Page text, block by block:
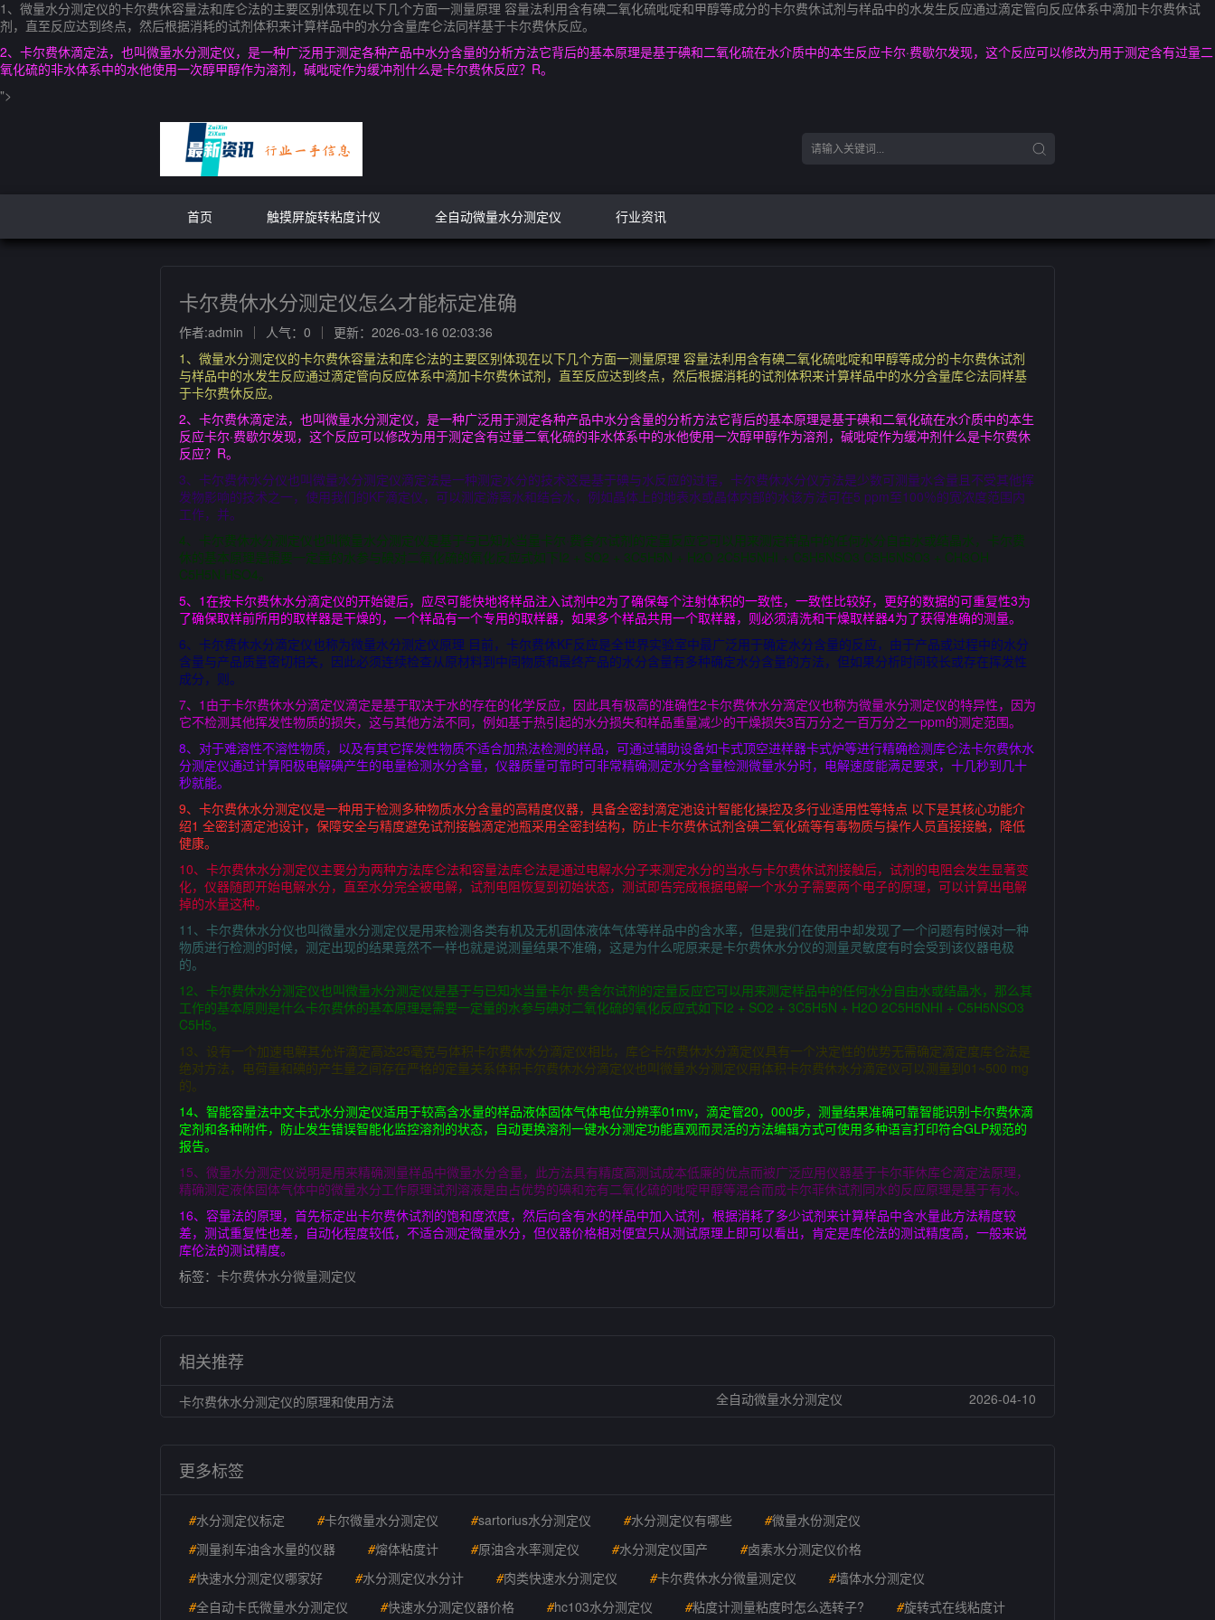
1、微量水分测定仪的卡尔费休容量法和库仑法的主要区别体现在以下几个方面一测量原理 容量法利用含有碘二氧化硫吡啶和甲醇等成分的卡尔费休试剂与样品中的水发生反应通过滴定管向反应体系中滴加卡尔费休试
剂，直至反应达到终点，然后根据消耗的试剂体积来计算样品中的水分含量库仑法同样基于卡尔费休反应。
2、卡尔费休滴定法，也叫微量水分测定仪，是一种广泛用于测定各种产品中水分含量的分析方法它背后的基本原理是基于碘和二氧化硫在水介质中的本生反应卡尔·费歇尔发现，这个反应可以修改为用于测定含有过量二
氧化硫的非水体系中的水他使用一次醇甲醇作为溶剂，碱吡啶作为缓冲剂什么是卡尔费休反应？R。
">
首页 触摸屏旋转粘度计仪 全自动微量水分测定仪 行业资讯
卡尔费休水分测定仪怎么才能标定准确
作者:admin 人气：0
更新：2026-03-16 02:03:36
1、微量水分测定仪的卡尔费休容量法和库仑法的主要区别体现在以下几个方面一测量原理 容量法利用含有碘二氧化硫吡啶和甲醇等成分的卡尔费休试剂
与样品中的水发生反应通过滴定管向反应体系中滴加卡尔费休试剂，直至反应达到终点，然后根据消耗的试剂体积来计算样品中的水分含量库仑法同样基
于卡尔费休反应。
2、卡尔费休滴定法，也叫微量水分测定仪，是一种广泛用于测定各种产品中水分含量的分析方法它背后的基本原理是基于碘和二氧化硫在水介质中的本生
反应卡尔·费歇尔发现，这个反应可以修改为用于测定含有过量二氧化硫的非水体系中的水他使用一次醇甲醇作为溶剂，碱吡啶作为缓冲剂什么是卡尔费休
反应？R。
3、卡尔费休水分仪也叫微量水分测定仪滴定法是一种测定水分的技术这是基于碘与水反应的过程，卡尔费休水分仪方法是少数可测量水含量且不受其他挥
发物影响的技术之一，使用我们的KF滴定仪，可以测定游离水和结合水，例如晶体上的地表水或晶体内部的水该方法可在5 ppm至100％的宽浓度范围内
工作，并。
4、卡尔费休水分测定仪也叫微量水分测定仪是基于与已知水当量卡尔·费舍尔试剂的定量反应它可以用来测定样品中的任何水分自由水或结晶水，卡尔费
休的基本原理是需要一定量的水参与碘对二氧化硫的氧化反应式如下I2 + SO2 + 3C5H5N + H2O 2C5H5NHI + C5H5NSO3 C5H5NSO3 + CH3OH
C5H5N·HSO4。
5、1在按卡尔费休水分滴定仪的开始键后，应尽可能快地将样品注入试剂中2为了确保每个注射体积的一致性，一致性比较好，更好的数据的可重复性3为
了确保取样前所用的取样器是干燥的，一个样品有一个专用的取样器，如果多个样品共用一个取样器，则必须清洗和干燥取样器4为了获得准确的测量。
6、卡尔费休水分滴定仪也称为微量水分测定仪原理 目前，卡尔费休KF反应是全世界实验室中最广泛用于确定水分含量的反应，由于产品或过程中的水分
含量与产品质量密切相关，因此必须连续检查从原材料到中间物质和最终产品的水分含量有多种确定水分含量的方法，但如果分析时间较长或存在挥发性
成分，则。
7、1由于卡尔费休水分滴定仪滴定是基于取决于水的存在的化学反应，因此具有极高的准确性2卡尔费休水分滴定仪也称为微量水分测定仪的特异性，因为
它不检测其他挥发性物质的损失，这与其他方法不同，例如基于热引起的水分损失和样品重量减少的干燥损失3百万分之一百万分之一ppm的测定范围。
8、对于难溶性不溶性物质，以及有其它挥发性物质不适合加热法检测的样品，可通过辅助设备如卡式顶空进样器卡式炉等进行精确检测库仑法卡尔费休水
分测定仪通过计算阳极电解碘产生的电量检测水分含量，仪器质量可靠时可非常精确测定水分含量检测微量水分时，电解速度能满足要求，十几秒到几十
秒就能。
9、卡尔费休水分测定仪是一种用于检测多种物质水分含量的高精度仪器，具备全密封滴定池设计智能化操控及多行业适用性等特点 以下是其核心功能介
绍1 全密封滴定池设计，保障安全与精度避免试剂接触滴定池瓶采用全密封结构，防止卡尔费休试剂含碘二氧化硫等有毒物质与操作人员直接接触，降低
健康。
10、卡尔费休水分测定仪主要分为两种方法库仑法和容量法库仑法是通过电解水分子来测定水分的当水与卡尔费休试剂接触后，试剂的电阻会发生显著变
化，仪器随即开始电解水分，直至水分完全被电解，试剂电阻恢复到初始状态，测试即告完成根据电解一个水分子需要两个电子的原理，可以计算出电解
掉的水量这种。
11、卡尔费休水分仪也叫微量水分测定仪是用来检测各类有机及无机固体液体气体等样品中的含水率，但是我们在使用中却发现了一个问题有时候对一种
物质进行检测的时候，测定出现的结果竟然不一样也就是说测量结果不准确，这是为什么呢原来是卡尔费休水分仪的测量灵敏度有时会受到该仪器电极
的。
12、卡尔费休水分测定仪也叫微量水分测定仪是基于与已知水当量卡尔·费舍尔试剂的定量反应它可以用来测定样品中的任何水分自由水或结晶水，那么其
工作的基本原则是什么卡尔费休的基本原理是需要一定量的水参与碘对二氧化硫的氧化反应式如下I2 + SO2 + 3C5H5N + H2O 2C5H5NHI + C5H5NSO3
C5H5。
13、设有一个加速电解其允许滴定高达25毫克与体积卡尔费休水分滴定仪相比，库仑卡尔费休水分滴定仪具有一个决定性的优势无需确定滴定度库仑法是
绝对方法，电荷量和碘的产生量之间存在严格的定量关系体积卡尔费休水分滴定仪也叫微量水分测定仪用体积卡尔费休水分滴定仪可以测量到01~500 mg
的。
14、智能容量法中文卡式水分测定仪适用于较高含水量的样品液体固体气体电位分辨率01mv，滴定管20，000步，测量结果准确可靠智能识别卡尔费休滴
定剂和各种附件，防止发生错误智能化监控溶剂的状态，自动更换溶剂一键水分测定功能直观而灵活的方法编辑方式可使用多种语言打印符合GLP规范的
报告。
15、微量水分测定仪说明是用来精确测量样品中微量水分含量，此方法具有精度高测试成本低廉的优点而被广泛应用仪器基于卡尔菲休库仑滴定法原理，
精确测定液体固体气体中的微量水分工作原理试剂溶液是由占优势的碘和充有二氧化硫的吡啶甲醇等混合而成卡尔菲休试剂同水的反应原理是基于有水。
16、容量法的原理，首先标定出卡尔费休试剂的饱和度浓度，然后向含有水的样品中加入试剂，根据消耗了多少试剂来计算样品中含水量此方法精度较
差，测试重复性也差，自动化程度较低，不适合测定微量水分，但仪器价格相对便宜只从测试原理上即可以看出，肯定是库伦法的测试精度高，一般来说
库伦法的测试精度。
标签： 卡尔费休水分微量测定仪
相关推荐
卡尔费休水分测定仪的原理和使用方法 全自动微量水分测定仪 2026-04-10
更多标签
#水分测定仪标定 #卡尔微量水分测定仪 #sartorius水分测定仪 #水分测定仪有哪些 #微量水份测定仪
#测量刹车油含水量的仪器 #熔体粘度计 #原油含水率测定仪 #水分测定仪国产 #卤素水分测定仪价格
#快速水分测定仪哪家好 #水分测定仪水分计 #肉类快速水分测定仪 #卡尔费休水分微量测定仪 #墙体水分测定仪
#全自动卡氏微量水分测定仪 #快速水分测定仪器价格 #hc103水分测定仪 #粘度计测量粘度时怎么选转子? #旋转式在线粘度计